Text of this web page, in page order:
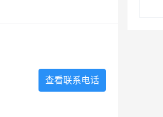
查看联系电话